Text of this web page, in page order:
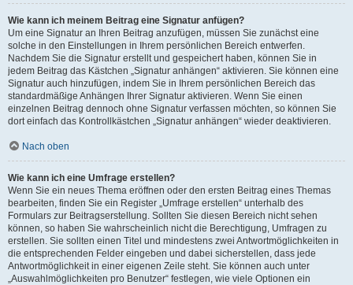
Wie kann ich meinem Beitrag eine Signatur anfügen?
Um eine Signatur an Ihren Beitrag anzufügen, müssen Sie zunächst eine
solche in den Einstellungen in Ihrem persönlichen Bereich entwerfen.
Nachdem Sie die Signatur erstellt und gespeichert haben, können Sie in
jedem Beitrag das Kästchen „Signatur anhängen“ aktivieren. Sie können eine
Signatur auch hinzufügen, indem Sie in Ihrem persönlichen Bereich das
standardmäßige Anhängen Ihrer Signatur aktivieren. Wenn Sie einen
einzelnen Beitrag dennoch ohne Signatur verfassen möchten, so können Sie
dort einfach das Kontrollkästchen „Signatur anhängen“ wieder deaktivieren.
Nach oben
Wie kann ich eine Umfrage erstellen?
Wenn Sie ein neues Thema eröffnen oder den ersten Beitrag eines Themas
bearbeiten, finden Sie ein Register „Umfrage erstellen“ unterhalb des
Formulars zur Beitragserstellung. Sollten Sie diesen Bereich nicht sehen
können, so haben Sie wahrscheinlich nicht die Berechtigung, Umfragen zu
erstellen. Sie sollten einen Titel und mindestens zwei Antwortmöglichkeiten in
die entsprechenden Felder eingeben und dabei sicherstellen, dass jede
Antwortmöglichkeit in einer eigenen Zeile steht. Sie können auch unter
„Auswahlmöglichkeiten pro Benutzer“ festlegen, wie viele Optionen ein